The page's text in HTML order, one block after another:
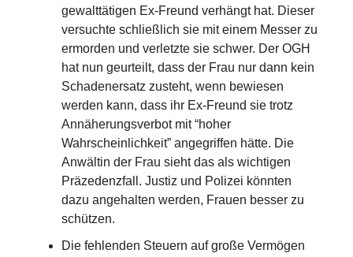
gewalttätigen Ex-Freund verhängt hat. Dieser
versuchte schließlich sie mit einem Messer zu
ermorden und verletzte sie schwer. Der OGH
hat nun geurteilt, dass der Frau nur dann kein
Schadenersatz zusteht, wenn bewiesen
werden kann, dass ihr Ex-Freund sie trotz
Annäherungsverbot mit “hoher
Wahrscheinlichkeit” angegriffen hätte. Die
Anwältin der Frau sieht das als wichtigen
Präzedenzfall. Justiz und Polizei könnten
dazu angehalten werden, Frauen besser zu
schützen.
Die fehlenden Steuern auf große Vermögen